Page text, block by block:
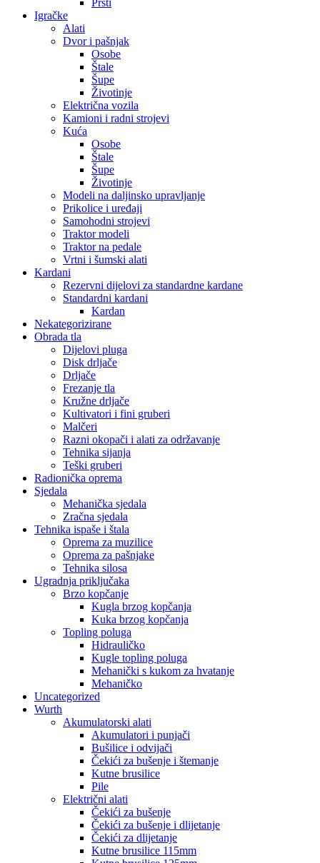
Prsti
Igračke
Alati
Dvor i pašnjak
Osobe
Štale
Šupe
Životinje
Električna vozila
Kamioni i radni strojevi
Kuća
Osobe
Štale
Šupe
Životinje
Modeli na daljinsko upravljanje
Prikolice i uređaji
Samohodni strojevi
Traktor modeli
Traktor na pedale
Vrtni i šumski alati
Kardani
Rezervni dijelovi za standardne kardane
Standardni kardani
Kardan
Nekategorizirane
Obrada tla
Dijelovi pluga
Disk drljače
Drljače
Frezanje tla
Kružne drljače
Kultivatori i fini gruberi
Malčeri
Razni okopači i alati za održavanje
Tehnika sijanja
Teški gruberi
Radionička oprema
Sjedala
Mehanička sjedala
Zračna sjedala
Tehnika ispaše i štala
Oprema za muzilice
Oprema za pašnjake
Tehnika silosa
Ugradnja priključaka
Brzo kopčanje
Kugla brzog kopčanja
Kuka brzog kopčanja
Topling poluga
Hidrauličko
Kugle topling poluga
Mehanički s kukom za hvatanje
Mehaničko
Uncategorized
Wurth
Akumulatorski alati
Akumulatori i punjači
Bušilice i odvijači
Čekići za bušenje i štemanje
Kutne brusilice
Pile
Električni alati
Čekići za bušenje
Čekići za bušenje i dlijetanje
Čekići za dlijetanje
Kutne brusilice 115mm